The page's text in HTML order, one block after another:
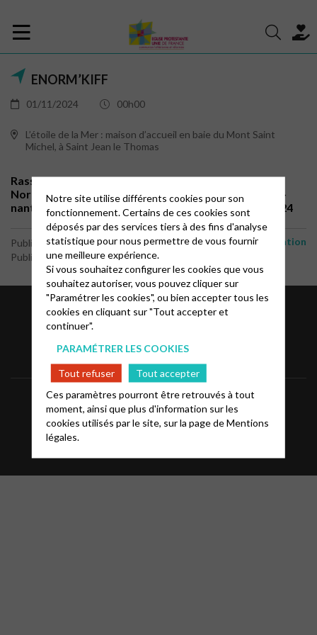
ENORM’KIFF
01/11/2024 00h00
L’étoile de la Mer : maison d’accueil en baie du Mont Saint
Michel, à Saint Jean le Thomas
Rassemblement jeunesse / régions Ouest et Nord-
Normandie, du 1er au 3 novembre 2024 protestants-
nantes.epudf.org/week-end-jeunesse-toussaint-2024
Publié le 4 octobre 2024
Publié par le webmaster
Animation
Informations Mentions légales
Glossaire Contact
Notre site utilise différents cookies pour son
fonctionnement. Certains de ces cookies sont
déposés par des services tiers à des fins d'analyse
statistique pour nous permettre de vous fournir
une meilleure expérience.
Si vous souhaitez configurer les cookies que vous
souhaitez autoriser, vous pouvez cliquer sur
"Paramétrer les cookies", ou bien accepter tous les
cookies en cliquant sur "Tout accepter et
continuer".
PARAMÉTRER LES COOKIES
Tout refuser
Tout accepter
Ces paramètres pourront être retrouvés à tout
moment, ainsi que plus d'information sur les
cookies utilisés par le site, sur la page deMentions
légales.